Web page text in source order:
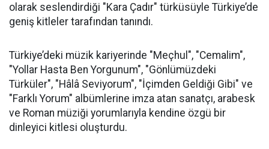
olarak seslendirdiği "Kara Çadır" türküsüyle Türkiye’de
geniş kitleler tarafından tanındı.
Türkiye’deki müzik kariyerinde "Meçhul", "Cemalim",
"Yollar Hasta Ben Yorgunum", "Gönlümüzdeki
Türküler", "Hâlâ Seviyorum", "İçimden Geldiği Gibi" ve
"Farklı Yorum" albümlerine imza atan sanatçı, arabesk
ve Roman müziği yorumlarıyla kendine özgü bir
dinleyici kitlesi oluşturdu.